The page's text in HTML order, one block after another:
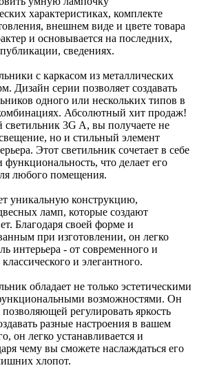
характеристиках, комплекте
внешнем виде и цвете товара
и основывается на последних,
сведениях.
с каркасом из металлических
Дизайн серии позволяет создавать
одного или нескольких типов в
Абсолютный хит продаж!
светильник 3G A, вы получаете не
но и стильный элемент
Этот светильник сочетает в себе
что делает его
любого помещения.
уникальную конструкцию,
ламп, которые создают
Благодаря своей форме и
при изготовлении, он легко
интерьера - от современного и
и элегантного.
обладает не только эстетическими
возможностями. Он
регулировать яркость
разные настроения в вашем
он легко устанавливается и
чему вы сможете наслаждаться его
хлопот.